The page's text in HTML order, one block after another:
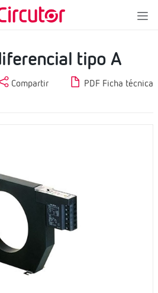
y control
Protección diferencial
tipo A
Compartir PDF Ficha técnica